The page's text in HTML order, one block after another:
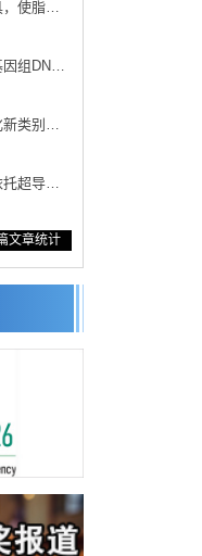
使脂质
组DNA
类别，
超导和
术强化碳
枝杆菌
必要性
性——中
取哪些
策
预测新
读
保持危机
文章统计